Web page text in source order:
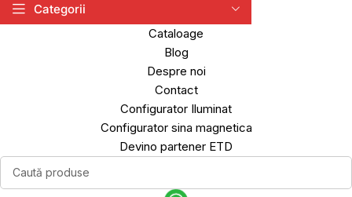
Categorii
Cataloage
Blog
Despre noi
Contact
Configurator Iluminat
Configurator sina magnetica
Devino partener ETD